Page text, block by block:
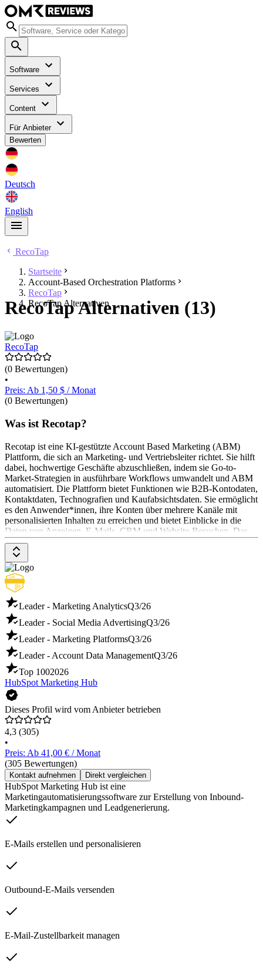
Software
Services
Content
Für Anbieter
Bewerten
Deutsch
English
RecoTap
Startseite
Account-Based Orchestration Platforms
RecoTap
RecoTap Alternativen
RecoTap Alternativen (13)
RecoTap
(0 Bewertungen)
•
Preis: Ab 1,50 $ / Monat
(0 Bewertungen)
Was ist Recotap?
Recotap ist eine KI-gestützte Account Based Marketing (ABM)
Plattform, die sich an Marketing- und Vertriebsleiter richtet. Sie hilft
dabei, hochwertige Geschäfte abzuschließen, indem sie Go-to-
Market-Strategien in ausführbare Workflows umwandelt und ABM
automatisiert. Die Plattform bietet Funktionen wie B2B-Kontodaten,
Kontaktdaten, Technografien und Kaufabsichtsdaten. Sie ermöglicht
es den Anwender*innen, ihre Konten über mehrere Kanäle mit
personalisierten Inhalten zu erreichen und bietet Einblicke in die
Daten von Anzeigen, E-Mails, CRM und Website-Besuchen. Das
Pricing-Modell von Recotap ist nicht öffentlich verfügbar und kann
durch eine Anfrage oder eine Software-Demo ermittelt werden.
Leader - Marketing AnalyticsQ3/26
Leader - Social Media AdvertisingQ3/26
Leader - Marketing PlatformsQ3/26
Leader - Account Data ManagementQ3/26
Top 1002026
HubSpot Marketing Hub
Dieses Profil wird vom Anbieter betrieben
4,3 (305)
•
Preis: Ab 41,00 € / Monat
(305 Bewertungen)
Kontakt aufnehmen Direkt vergleichen
HubSpot Marketing Hub ist eine
Marketingautomatisierungssoftware zur Erstellung von Inbound-
Marketingkampagnen und Leadgenerierung.
E-Mails erstellen und personalisieren
Outbound-E-Mails versenden
E-Mail-Zustellbarkeit managen